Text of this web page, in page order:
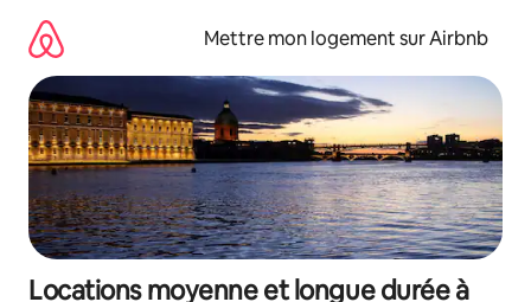
directement
contenu
Mettre mon logement sur Airbnb
Locations moyenne et longue durée à